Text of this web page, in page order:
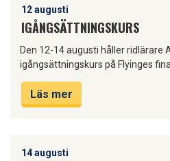
12 augusti
IGÅNGSÄTTNINGSKURS
Den 12-14 augusti håller ridlärare
igångsättningskurs på Flyinges fina
Läs mer
14 augusti